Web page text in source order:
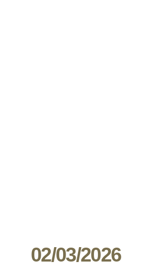
02/03/2026